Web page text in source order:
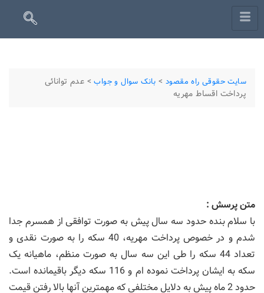
سایت حقوقی راه مقصود > بانک سوال و جواب> عدم توانائی
پرداخت اقساط مهریه
متن پرسش :
با سلام بنده حدود سه سال پیش به صورت توافقی از همسرم جدا
شدم و در خصوص پرداخت مهریه، 40 سکه را به صورت نقدی و
تعداد 44 سکه را طی این سه سال به صورت منظم، ماهیانه یک
سکه به ایشان پرداخت نموده ام و 116 سکه دیگر باقیمانده است.
حدود 2 ماه پیش به دلایل مختلفی که مهمترین آنها بالا رفتن قیمت